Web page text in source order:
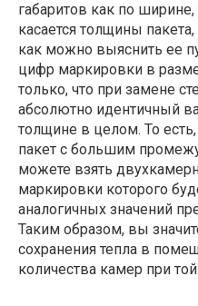
габаритов как по
касается толщины
как можно выяснить ее
цифр маркировки в
только, что при замене
абсолютно идентичный
толщине в целом. То
пакет с большим
можете взять
маркировки которого
аналогичных значений
Таким образом, вы
сохранения тепла в
количества камер при